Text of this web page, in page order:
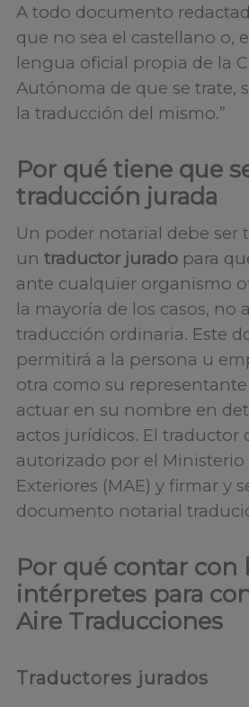
A todo documento
que no sea el castellano o,
lengua oficial propia de la
Autónoma de que se trate,
la traducción del mismo.”
Por qué tiene que
traducción jurada
Un poder notarial debe ser
untraductor jurado para
ante cualquier organismo
la mayoría de los casos, no
traducción ordinaria. Este
permitirá a la persona u
otra como su
actuar en su nombre en
actos jurídicos. El traductor
autorizado por el Ministerio
Exteriores (MAE) y firmar y
documento notarial
Por qué contar con
intérpretes para
Aire Traducciones
Traductores jurados